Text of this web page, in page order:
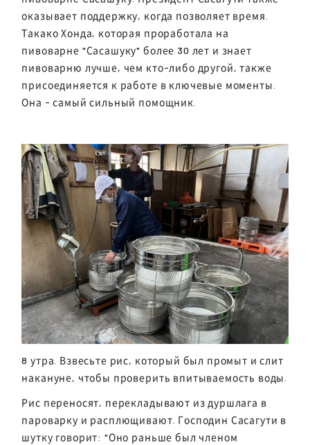
оказывает поддержку, когда позволяет время.
Такако Хонда, которая проработала на
пивоварне "Сасашуку" более 30 лет и знает
пивоварню лучше, чем кто-либо другой, также
присоединяется к работе в ключевые моменты.
Она - самый сильный помощник.
8 утра. Взвесьте рис, который был промыт и слит
накануне, чтобы проверить впитываемость воды.
Рис переносят, перекладывают из дуршлага в
пароварку и расплющивают. Господин Сасагути в
шутку говорит: "Оно раньше был членом